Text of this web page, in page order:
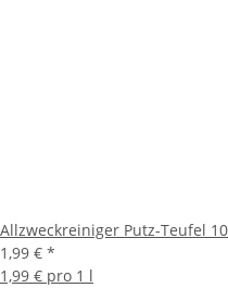
Allzweckreiniger Putz-Teufel
1,99 € *
1,99 € pro 1 l